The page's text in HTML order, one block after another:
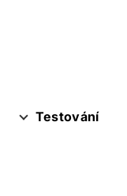
Testování